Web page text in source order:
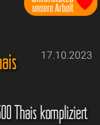
17.10.2023
Thais kompliziert